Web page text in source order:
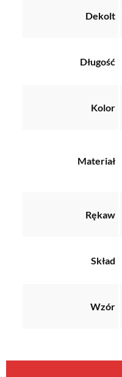
Dekolt
Długość
Kolor
Materiał
Rękaw
Skład
Wzór